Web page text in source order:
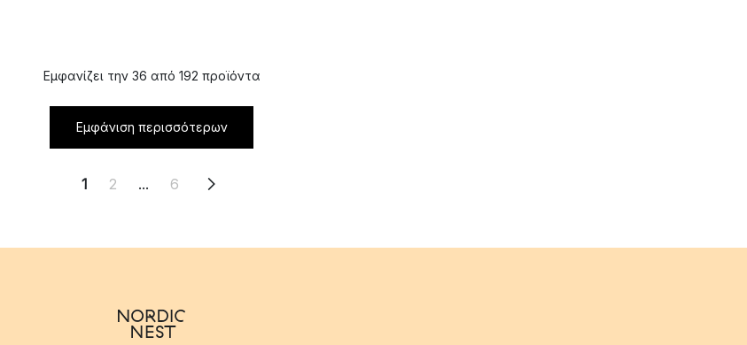
Εμφανίζει την 36 από 192 προϊόντα
Εμφάνιση περισσότερων
1 2 ... 6